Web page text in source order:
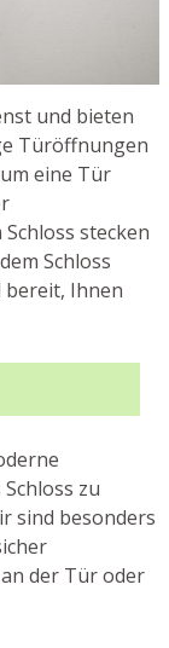
und bieten
Türöffnungen
eine Tür
stecken
Schloss
bereit, Ihnen
zu
sind besonders
der Tür oder